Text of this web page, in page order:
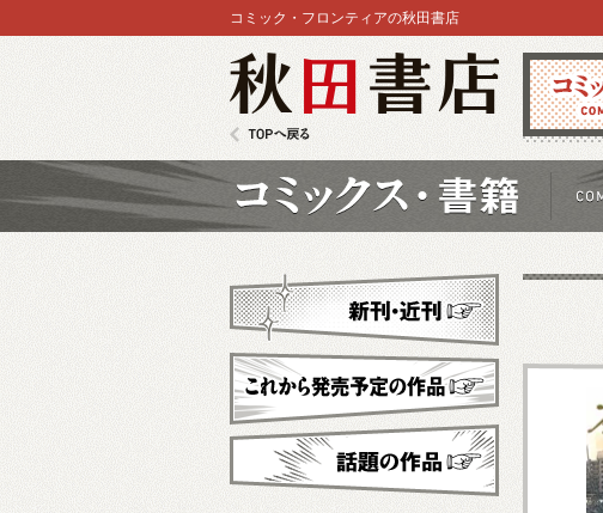
コミックス
コミック・フロンティアの秋田書店
新刊情報
新刊・近刊
これから発売予定